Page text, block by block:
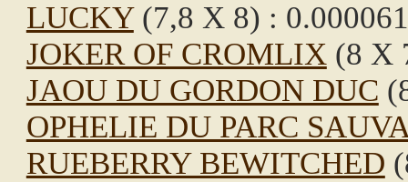
LUCKY(7,8 X 8) : 0.000061
JOKER OF CROMLIX (8 X
JAOU DU GORDON DUC
OPHELIE DU PARC
RUEBERRY BEWITCHED